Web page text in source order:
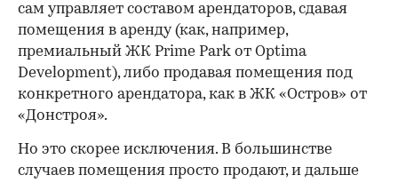
сам управляет составом арендаторов, сдавая
помещения в аренду (как, например,
премиальный ЖК Prime Park от Optima
Development), либо продавая помещения под
конкретного арендатора, как в ЖК «Остров» от
«Донстроя».
Но это скорее исключения. В большинстве
случаев помещения просто продают, и дальше